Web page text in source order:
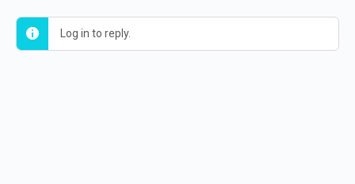
Log in to reply.